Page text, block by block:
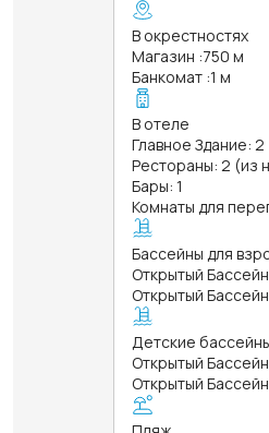
В окрестностях
Магазин :750 м
Банкомат :1 м
В отеле
Главное Здание:
Рестораны: 2 (из
Бары: 1
Комнаты для
Бассейны для
Открытый
Открытый
Детские
Открытый
Открытый